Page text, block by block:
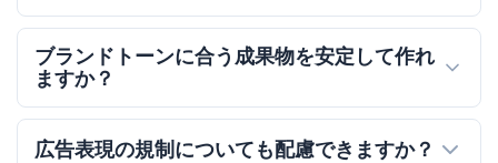
ブランドトーンに合う成果物を安定して作れ
ますか？
広告表現の規制についても配慮できますか？